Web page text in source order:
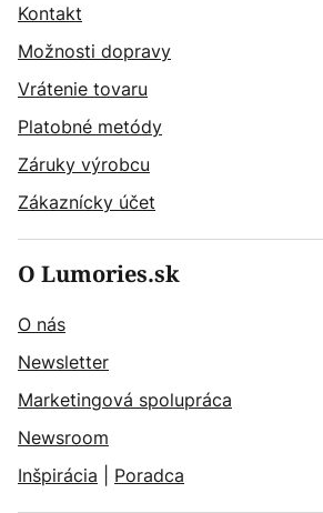
Kontakt
Možnosti dopravy
Vrátenie tovaru
Platobné metódy
Záruky výrobcu
Zákaznícky účet
O Lumories.sk
O nás
Newsletter
Marketingová spolupráca
Newsroom
Inšpirácia
Poradca